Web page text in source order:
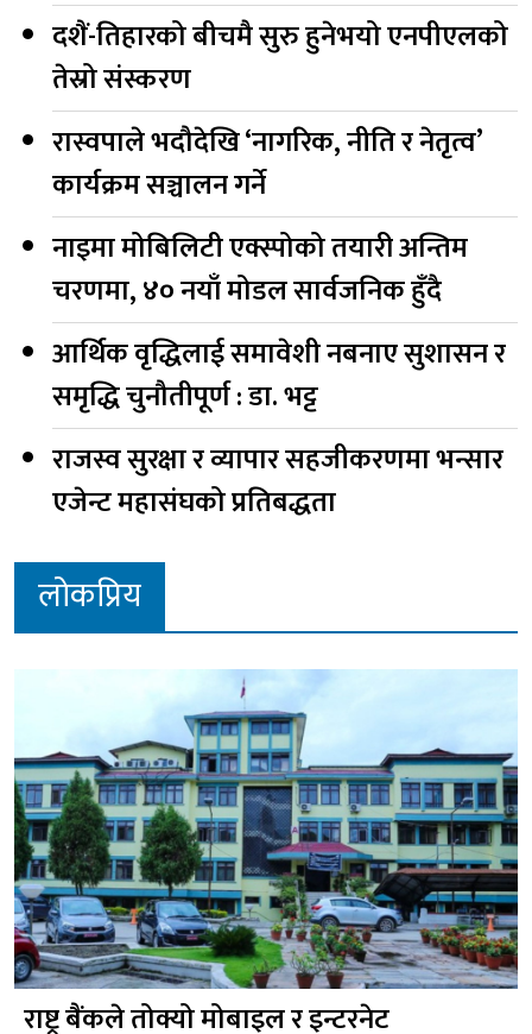
दशैं-तिहारको बीचमै सुरु हुनेभयो एनपीएलको
तेस्रो संस्करण
रास्वपाले भदौदेखि ‘नागरिक, नीति र नेतृत्व’
कार्यक्रम सञ्चालन गर्ने
नाइमा मोबिलिटी एक्स्पोको तयारी अन्तिम
चरणमा, ४० नयाँ मोडल सार्वजनिक हुँदै
आर्थिक वृद्धिलाई समावेशी नबनाए सुशासन र
समृद्धि चुनौतीपूर्ण : डा. भट्ट
राजस्व सुरक्षा र व्यापार सहजीकरणमा भन्सार
एजेन्ट महासंघको प्रतिबद्धता
लोकप्रिय
राष्ट्र बैंकले तोक्यो मोबाइल र इन्टरनेट